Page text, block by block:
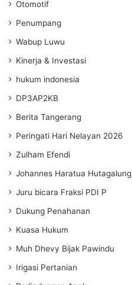
Otomotif
Penumpang
Wabup Luwu
Kinerja & Investasi
hukum indonesia
DP3AP2KB
Berita Tangerang
Peringati Hari Nelayan 2026
Zulham Efendi
Johannes Haratua Hutagalung
Juru bicara Fraksi PDI P
Dukung Penahanan
Kuasa Hukum
Muh Dhevy Bijak Pawindu
Irigasi Pertanian